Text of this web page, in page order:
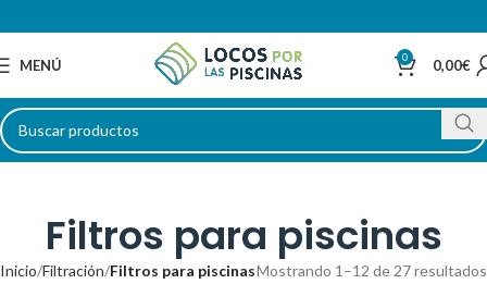
MENÚ 0 0,00€
Filtros para piscinas
Inicio Filtración Filtros para piscinasMostrando 1–12 de 27 resultados